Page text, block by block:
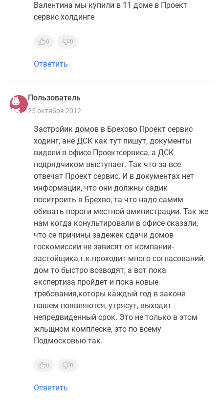
Валентина мы купили в 11 доме в Проект
сервис холдинге
0 0
Ответить
Пользователь
25 октября 2012
Застройик домов в Брехово Проект сервис
ходинг, ане ДСК как тут пишут, документы
видели в офисе Проектсервиса, а ДСК
подрядчиком выступает. Так что за все
отвечат Проект сервис. И в документах нет
информации, что они должны садик
поситроить в Брехво, та что надо самим
обивать пороги местной аминистрации. Так же
нам когда конультировали в офисе сказали,
что се причины задежек сдачи домов
госкомиссии не зависят от компании-
застойщика,т.к.проходит много согласований,
дом то быстро возводят, а вот пока
экспертиза пройдет и пока новые
требования,которы каждый год в законе
нашем появляются, утрясут, выходит
непредвиденный срок. Это не только в этом
жльщном комплеске, это по всему
Подмосковью так.
0 0
Ответить